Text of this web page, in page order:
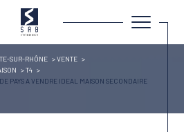
SUR-RHÔNE
VENTE
T4
PAYS A VENDRE IDEAL MAISON SECONDAIRE